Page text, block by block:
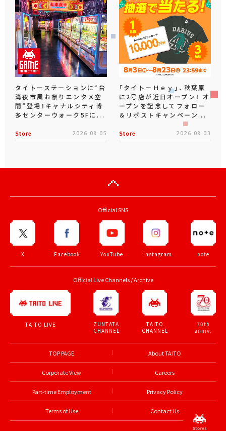
タイトーステーションに“台
湾夜市風お祭りエンタメ空
間”登場！キャナルシティ博
多センターウォーク5Fに...
Store 2026.08.05
「タイトーＨｅｙ」、秋葉原
に2号店が近日オープン！ オ
ープンを記念してフォロー
＆リポストキャンペーン...
Store 2026.08.03
Official SNS
X Facebook YouTube Instagram note
Official Live Channels / Archive
TAITO LIVE
ZUNTATA
CHANNEL
TAITO
CHANNEL
70th
anniv.
TOP PAGE About TAITO
Corporate View Careers
Part-time Employment Privacy Policy
Terms of Use Contact Us